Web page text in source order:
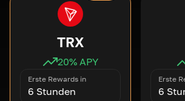
TRX
20% APY
Erste Rewards in
6 Stunden
Erste
6